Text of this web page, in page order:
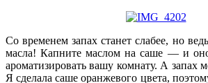
Со временем запах станет слабее, но
масла! Капните маслом на саше — и
ароматизировать вашу комнату. А запах
Я сделала саше оранжевого цвета,